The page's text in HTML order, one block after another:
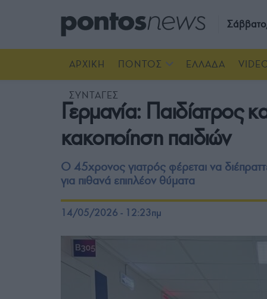
ΑΡΧΙΚΗ ΠΟΝΤΟΣ ΕΛΛΑΔΑ
ΣΥΝΤΑΓΕΣ
Γερμανία: Παιδίατρος
κακοποίηση παιδιών
Ο 45χρονος γιατρός φέρεται να
για πιθανά επιπλέον θύματα
14/05/2026 - 12:23πμ